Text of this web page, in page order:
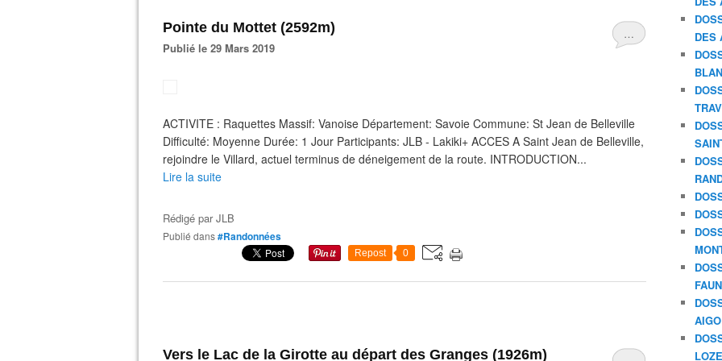
…
Pointe du Mottet (2592m)
Publié le 29 Mars 2019
ACTIVITE : Raquettes Massif: Vanoise Département: Savoie Commune: St Jean de Belleville
Difficulté: Moyenne Durée: 1 Jour Participants: JLB - Lakiki+ ACCES A Saint Jean de Belleville,
rejoindre le Villard, actuel terminus de déneigement de la route. INTRODUCTION...
Lire la suite
Rédigé parJLB
Publié dans#Randonnées
Repost 0
Vers le Lac de la Girotte au départ des Granges (1926m)
DES